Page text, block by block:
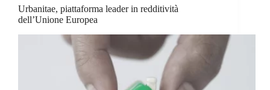
Urbanitae, piattaforma leader in redditività
dell’Unione Europea